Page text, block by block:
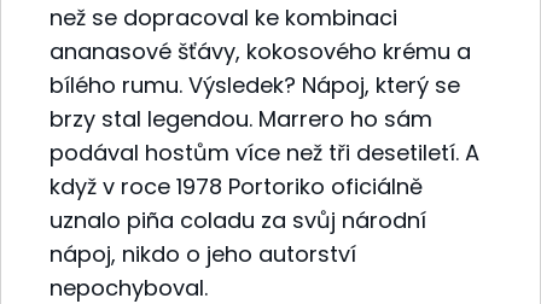
než se dopracoval ke kombinaci
ananasové šťávy, kokosového krému a
bílého rumu. Výsledek? Nápoj, který se
brzy stal legendou. Marrero ho sám
podával hostům více než tři desetiletí. A
když v roce 1978 Portoriko oficiálně
uznalo piña coladu za svůj národní
nápoj, nikdo o jeho autorství
nepochyboval.